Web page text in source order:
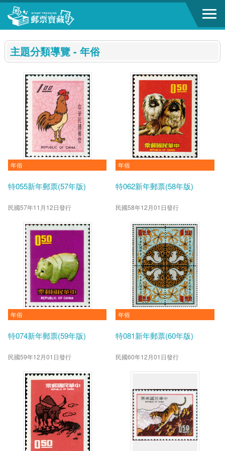
跳到主要內容區塊
主題分類導覽 - 年俗
年俗
特055新年郵票(57年版)
民國57年11月12日發行
年俗
特062新年郵票(58年版)
民國58年12月01日發行
年俗
特074新年郵票(59年版)
民國59年12月01日發行
年俗
特081新年郵票(60年版)
民國60年12月01日發行